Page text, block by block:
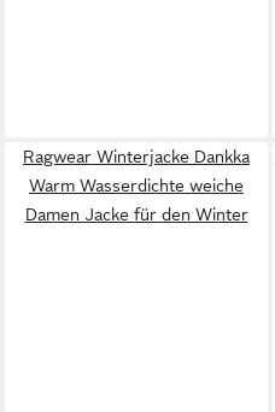
Ragwear Winterjacke Dankka
Warm Wasserdichte weiche
Damen Jacke für den Winter